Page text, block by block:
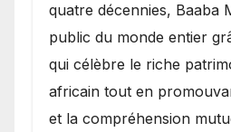
quatre décennies, Baaba
public du monde entier
qui célèbre le riche
africain tout en
et la compréhension